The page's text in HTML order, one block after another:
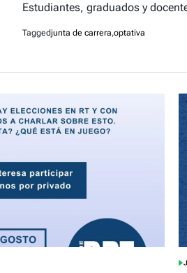
Estudiantes, graduados y
Tagged junta de carrera,optativa